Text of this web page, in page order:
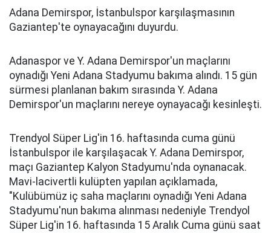
Adana Demirspor, İstanbulspor karşılaşmasının
Gaziantep'te oynayacağını duyurdu.
Adanaspor ve Y. Adana Demirspor'un maçlarını
oynadığı Yeni Adana Stadyumu bakıma alındı. 15 gün
sürmesi planlanan bakım sırasında Y. Adana
Demirspor'un maçlarını nereye oynayacağı kesinleşti.
Trendyol Süper Lig'in 16. haftasında cuma günü
İstanbulspor ile karşılaşacak Y. Adana Demirspor,
maçı Gaziantep Kalyon Stadyumu'nda oynanacak.
Mavi-lacivertli kulüpten yapılan açıklamada,
"Kulübümüz iç saha maçlarını oynadığı Yeni Adana
Stadyumu'nun bakıma alınması nedeniyle Trendyol
Süper Lig'in 16. haftasında 15 Aralık Cuma günü saat